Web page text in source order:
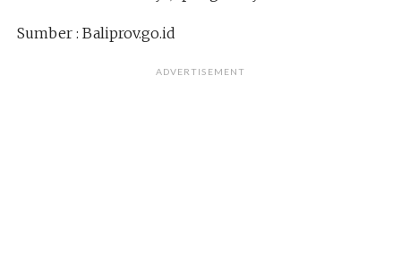
Sumber : Baliprov.go.id
ADVERTISEMENT